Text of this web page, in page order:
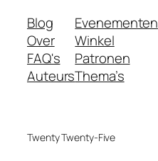
Blog
Over
FAQ's
Auteurs
Evenementen
Winkel
Patronen
Thema’s
Twenty Twenty-Five